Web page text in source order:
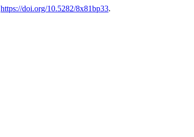
https://doi.org/10.5282/8x81bp33.